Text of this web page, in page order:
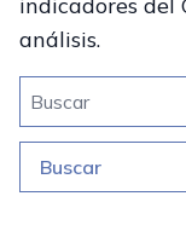
análisis.
Buscar
Buscar